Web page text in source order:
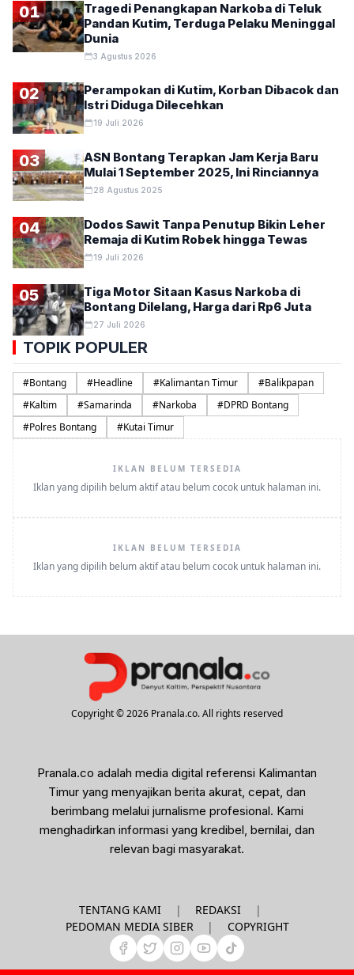
01
Tragedi Penangkapan Narkoba di Teluk
Pandan Kutim, Terduga Pelaku Meninggal
Dunia
3 Agustus 2026
02
Perampokan di Kutim, Korban Dibacok dan
Istri Diduga Dilecehkan
19 Juli 2026
03
ASN Bontang Terapkan Jam Kerja Baru
Mulai 1 September 2025, Ini Rinciannya
28 Agustus 2025
04
Dodos Sawit Tanpa Penutup Bikin Leher
Remaja di Kutim Robek hingga Tewas
19 Juli 2026
05
Tiga Motor Sitaan Kasus Narkoba di
Bontang Dilelang, Harga dari Rp6 Juta
27 Juli 2026
TOPIK POPULER
#Bontang #Headline #Kalimantan Timur #Balikpapan
#Kaltim #Samarinda #Narkoba #DPRD Bontang
#Polres Bontang #Kutai Timur
IKLAN BELUM TERSEDIA
Iklan yang dipilih belum aktif atau belum cocok untuk halaman ini.
IKLAN BELUM TERSEDIA
Iklan yang dipilih belum aktif atau belum cocok untuk halaman ini.
Copyright © 2026 Pranala.co. All rights reserved
Pranala.co adalah media digital referensi Kalimantan
Timur yang menyajikan berita akurat, cepat, dan
berimbang melalui jurnalisme profesional. Kami
menghadirkan informasi yang kredibel, bernilai, dan
relevan bagi masyarakat.
TENTANG KAMI | REDAKSI
|
PEDOMAN MEDIA SIBER
| COPYRIGHT